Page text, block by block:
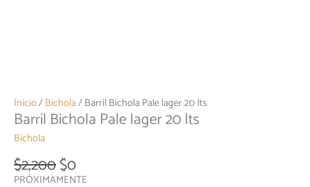
Inicio/Bichola/ Barril Bichola Pale lager 20 lts
Barril Bichola Pale lager 20 lts
Bichola
$2,200$0
PRÓXIMAMENTE